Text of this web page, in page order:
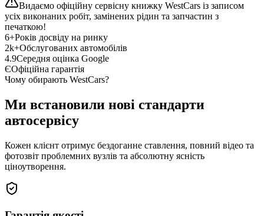
Видаємо офіційну сервісну книжку WestCars із записом
усіх виконаних робіт, замінених рідин та запчастин з
печаткою!
6+Років досвіду на ринку
2k+Обслугованих автомобілів
4.9Середня оцінка Google
ЄОфіційна гарантія
Чому обирають WestCars?
Ми встановили нові стандарти
автосервісу
Кожен клієнт отримує бездоганне ставлення, повний відео та
фотозвіт проблемних вузлів та абсолютну ясність
ціноутворення.